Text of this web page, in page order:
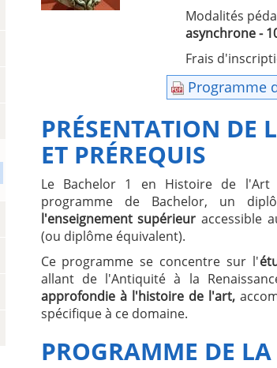
Modalités
asynchrone -
Frais
Programme
PRÉSENTATION DE
ET PRÉREQUIS
Le Bachelor 1 en Histoire de
programme de Bachelor, un
l'enseignement supérieur accessible
(ou diplôme équivalent).
Ce programme se concentre sur l'
allant de l'Antiquité à la
approfondie à l'histoire de l'art,
spécifique à ce domaine.
PROGRAMME DE